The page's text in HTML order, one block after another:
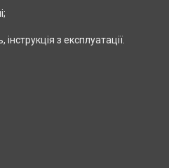
з експлуатації.